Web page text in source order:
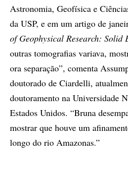
Astronomia, Geofísica e
da USP, e em um artigo de
of Geophysical Research: Solid
outras tomografias variava,
ora separação”, comenta
doutorado de Ciardelli,
doutoramento na Universidade
Estados Unidos. “Bruna
mostrar que houve um
longo do rio Amazonas.”